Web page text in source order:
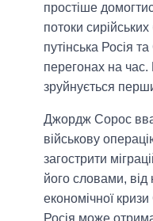
простіше
потоки
путінська Росія
перегонах на
зруйнується
Джордж Сорос
військову
загострити
його словами, від
економічної